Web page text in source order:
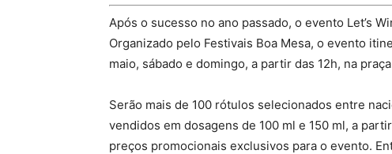
Após o sucesso no ano passado, o evento Let’s
Organizado pelo Festivais Boa Mesa, o evento
maio, sábado e domingo, a partir das 12h, na
Serão mais de 100 rótulos selecionados entre
vendidos em dosagens de 100 ml e 150 ml, a
preços promocionais exclusivos para o evento.